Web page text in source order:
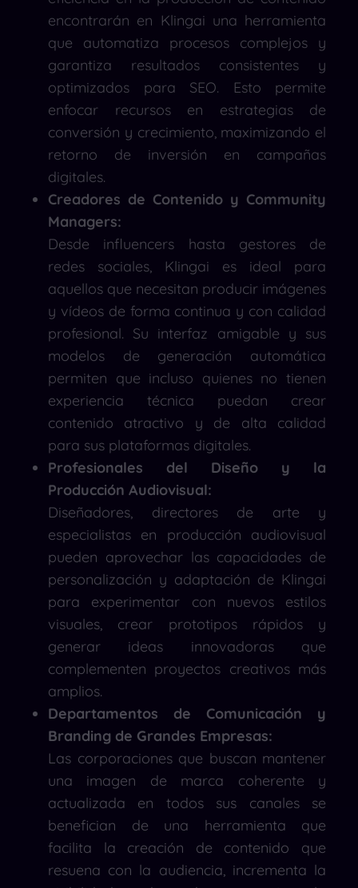
encontrarán en Klingai una herramienta
que automatiza procesos complejos y
garantiza resultados consistentes y
optimizados para SEO. Esto permite
enfocar recursos en estrategias de
conversión y crecimiento, maximizando el
retorno de inversión en campañas
digitales.
Creadores de Contenido y Community
Managers:
Desde influencers hasta gestores de
redes sociales, Klingai es ideal para
aquellos que necesitan producir imágenes
y vídeos de forma continua y con calidad
profesional. Su interfaz amigable y sus
modelos de generación automática
permiten que incluso quienes no tienen
experiencia técnica puedan crear
contenido atractivo y de alta calidad
para sus plataformas digitales.
Profesionales del Diseño y la
Producción Audiovisual:
Diseñadores, directores de arte y
especialistas en producción audiovisual
pueden aprovechar las capacidades de
personalización y adaptación de Klingai
para experimentar con nuevos estilos
visuales, crear prototipos rápidos y
generar ideas innovadoras que
complementen proyectos creativos más
amplios.
Departamentos de Comunicación y
Branding de Grandes Empresas:
Las corporaciones que buscan mantener
una imagen de marca coherente y
actualizada en todos sus canales se
benefician de una herramienta que
facilita la creación de contenido que
resuena con la audiencia, incrementa la